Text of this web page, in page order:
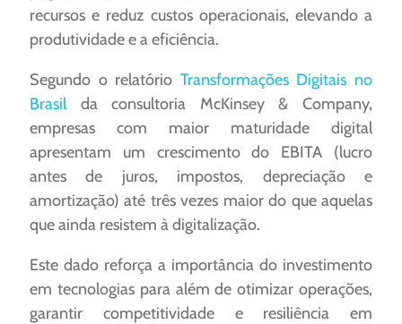
recursos e reduz custos operacionais, elevando a
produtividade e a eficiência.
Segundo o relatório Transformações Digitais no
Brasil da consultoria McKinsey & Company,
empresas com maior maturidade digital
apresentam um crescimento do EBITA (lucro
antes de juros, impostos, depreciação e
amortização) até três vezes maior do que aquelas
que ainda resistem à digitalização.
Este dado reforça a importância do investimento
em tecnologias para além de otimizar operações,
garantir competitividade e resiliência em